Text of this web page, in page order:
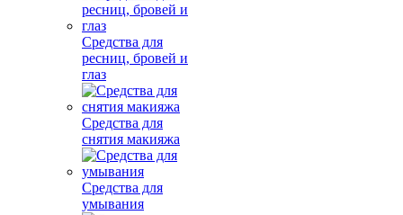
Средства для
ресниц, бровей и
глаз
Средства для
снятия макияжа
Средства для
умывания